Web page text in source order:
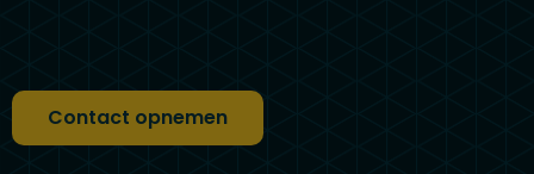
Contact opnemen